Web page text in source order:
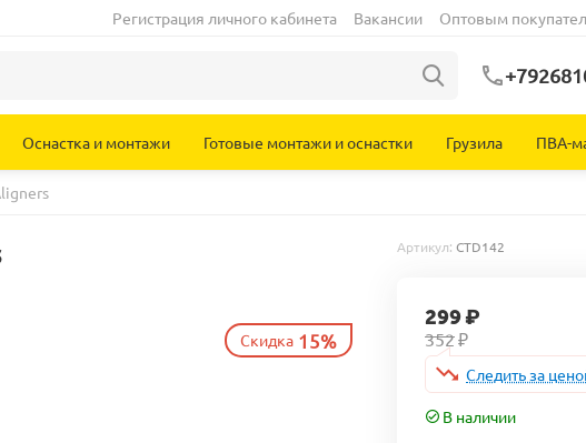
Регистрация личного кабинета Вакансии Оптовым
Оснастка и монтажи Готовые монтажи и оснастки Грузила ПВА-
Артикул: CTD142
299₽
352₽
Следить за
В наличии